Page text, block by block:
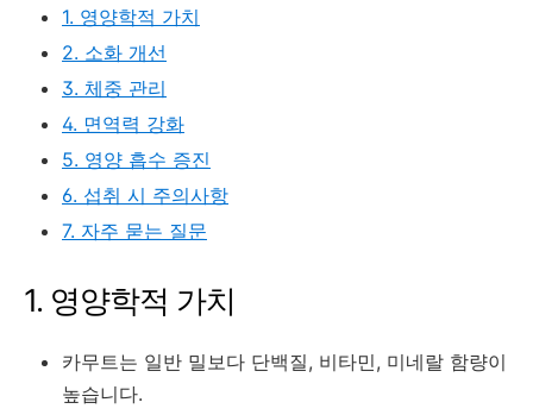
1. 영양학적 가치
2. 소화 개선
3. 체중 관리
4. 면역력 강화
5. 영양 흡수 증진
6. 섭취 시 주의사항
7. 자주 묻는 질문
1. 영양학적 가치
카무트는 일반 밀보다 단백질, 비타민, 미네랄 함량이
높습니다.